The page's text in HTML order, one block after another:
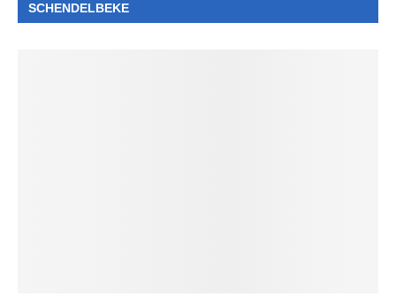
SCHENDELBEKE